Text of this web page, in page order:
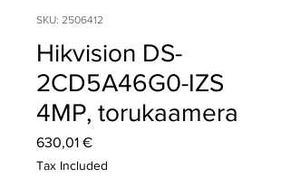
SKU: 2506412
Hikvision DS-
2CD5A46G0-IZS
4MP, torukaamera
630,01 €Price
Tax Included